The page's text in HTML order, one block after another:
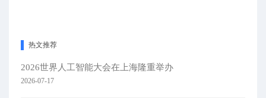
热文推荐
2026世界人工智能大会在上海隆重举办
2026-07-17